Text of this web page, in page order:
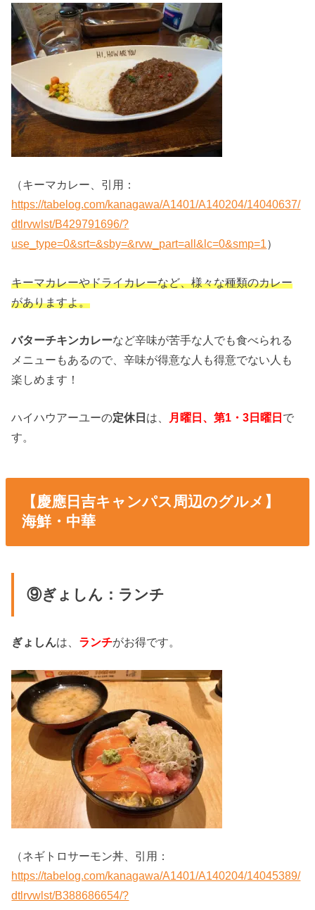
（キーマカレー、引用：
https://tabelog.com/kanagawa/A1401/A140204/14040637/
dtlrvwlst/B429791696/?
use_type=0&srt=&sby=&rvw_part=all&lc=0&smp=1）
キーマカレーやドライカレーなど、様々な種類のカレー
がありますよ。
バターチキンカレーなど辛味が苦手な人でも食べられる
メニューもあるので、辛味が得意な人も得意でない人も
楽しめます！
ハイハウアーユーの定休日は、 月曜日、第1・3日曜日で
す。
【慶應日吉キャンパス周辺のグルメ】
海鮮・中華
⑨ぎょしん：ランチ
ぎょしんは、 ランチがお得です。
（ネギトロサーモン丼、引用：
https://tabelog.com/kanagawa/A1401/A140204/14045389/
dtlrvwlst/B388686654/?